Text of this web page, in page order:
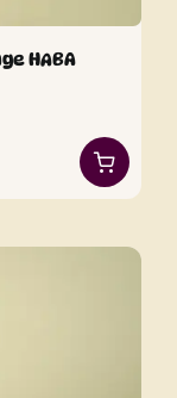
HABA